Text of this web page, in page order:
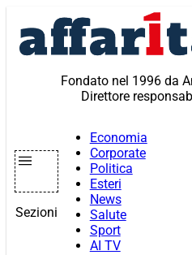
contenuto
Fondato nel 1996 da
Direttore
Sezioni
Economia
Corporate
Politica
Esteri
News
Salute
Sport
AI TV